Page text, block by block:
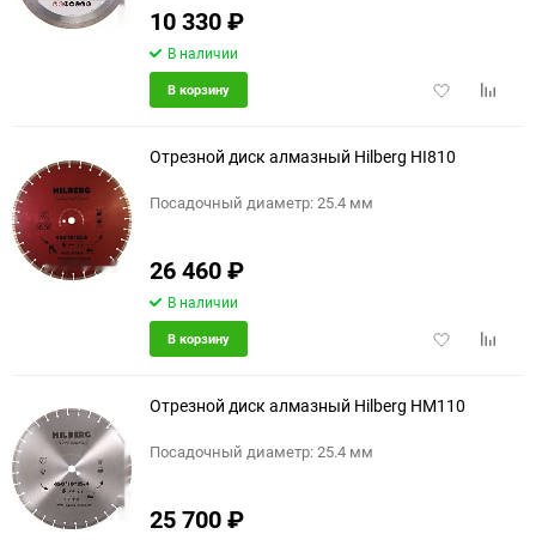
10 330₽
В наличии
Добавить
В корзину
Отрезной диск алмазный Hilberg HI810
Посадочный диаметр: 25.4 мм
26 460₽
В наличии
Добавить
В корзину
Отрезной диск алмазный Hilberg HM110
Посадочный диаметр: 25.4 мм
25 700₽